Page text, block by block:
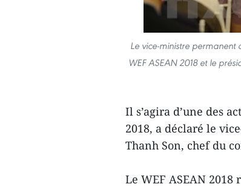
Le vice-ministre permanent
WEF ASEAN 2018 et le
Il s’agira d’une des
2018, a déclaré le
Thanh Son, chef du
Le WEF ASEAN